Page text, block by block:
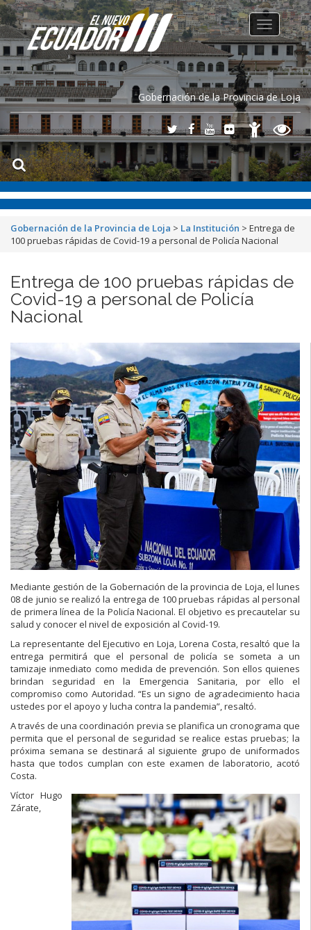
Gobernación de la Provincia de Loja
Toggle
navigation
Gobernación de la Provincia de Loja > La Institución > Entrega de
100 pruebas rápidas de Covid-19 a personal de Policía Nacional
Entrega de 100 pruebas rápidas de
Covid-19 a personal de Policía
Nacional
Mediante gestión de la Gobernación de la provincia de Loja, el lunes
08 de junio se realizó la entrega de 100 pruebas rápidas al personal
de primera línea de la Policía Nacional. El objetivo es precautelar su
salud y conocer el nivel de exposición al Covid-19.
La representante del Ejecutivo en Loja, Lorena Costa, resaltó que la
entrega permitirá que el personal de policía se someta a un
tamizaje inmediato como medida de prevención. Son ellos quienes
brindan seguridad en la Emergencia Sanitaria, por ello el
compromiso como Autoridad. “Es un signo de agradecimiento hacia
ustedes por el apoyo y lucha contra la pandemia”, resaltó.
A través de una coordinación previa se planifica un cronograma que
permita que el personal de seguridad se realice estas pruebas; la
próxima semana se destinará al siguiente grupo de uniformados
hasta que todos cumplan con este examen de laboratorio, acotó
Costa.
Víctor Hugo
Zárate,